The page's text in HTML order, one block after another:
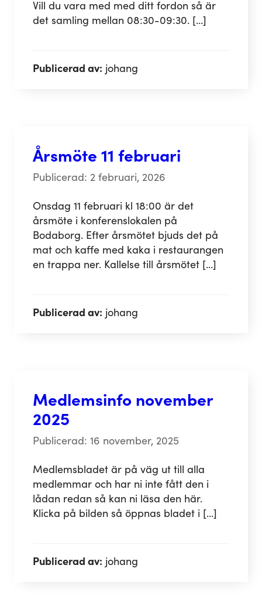
Vill du vara med med ditt fordon så är
det samling mellan 08:30-09:30. […]
Publicerad av: johang
Årsmöte 11 februari
Publicerad: 2 februari, 2026
Onsdag 11 februari kl 18:00 är det
årsmöte i konferenslokalen på
Bodaborg. Efter årsmötet bjuds det på
mat och kaffe med kaka i restaurangen
en trappa ner. Kallelse till årsmötet […]
Publicerad av: johang
Medlemsinfo november
2025
Publicerad: 16 november, 2025
Medlemsbladet är på väg ut till alla
medlemmar och har ni inte fått den i
lådan redan så kan ni läsa den här.
Klicka på bilden så öppnas bladet i […]
Publicerad av: johang